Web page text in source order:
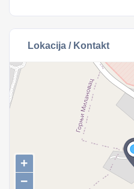
Lokacija / Kontakt
+
−